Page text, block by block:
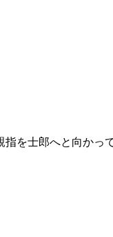
を士郎へと向かっ